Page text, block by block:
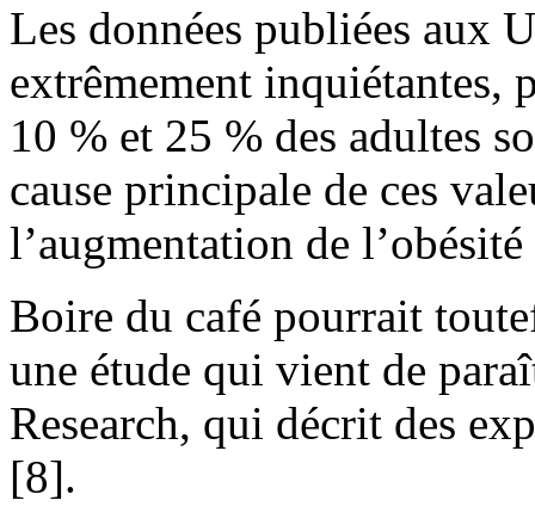
Les données publiées aux
extrêmement inquiétantes,
10 % et 25 % des adultes
cause principale de ces
l’augmentation de
Boire du café pourrait
une étude qui vient de
Research, qui décrit des
[8].